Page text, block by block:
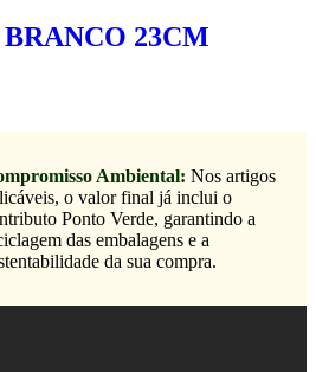
23CM
Ambiental: Nos artigos
o valor final já inclui o
Ponto Verde, garantindo a
das embalagens e a
da sua compra.